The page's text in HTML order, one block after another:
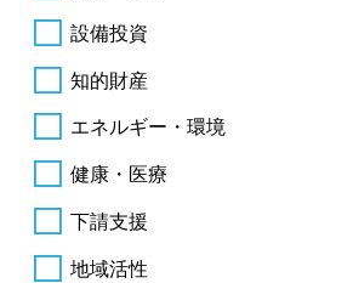
設備投資
知的財産
エネルギー・環境
健康・医療
下請支援
地域活性